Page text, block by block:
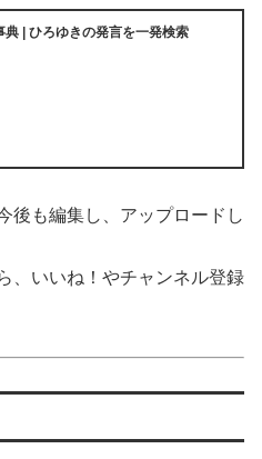
典 | ひろゆきの発言を一発検索
後も編集し、アップロードし
、いいね！やチャンネル登録